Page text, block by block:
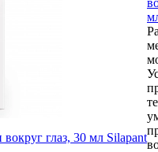
глаз, 30 мл Silapant